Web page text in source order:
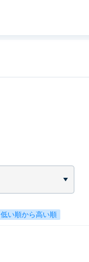
低い順から高い順